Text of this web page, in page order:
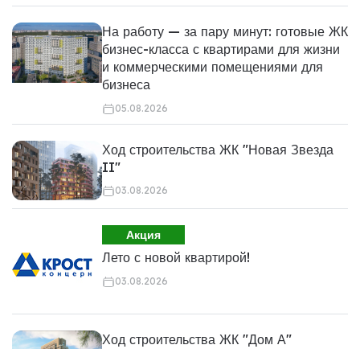
На работу — за пару минут: готовые ЖК
бизнес-класса с квартирами для жизни
и коммерческими помещениями для
бизнеса
05.08.2026
Ход строительства ЖК "Новая Звезда
II"
03.08.2026
Акция
Лето с новой квартирой!
03.08.2026
Ход строительства ЖК "Дом А"